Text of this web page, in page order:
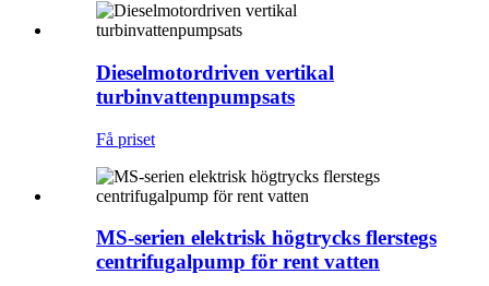
Dieselmotordriven vertikal
turbinvattenpumpsats
Få priset
MS-serien elektrisk högtrycks flerstegs
centrifugalpump för rent vatten